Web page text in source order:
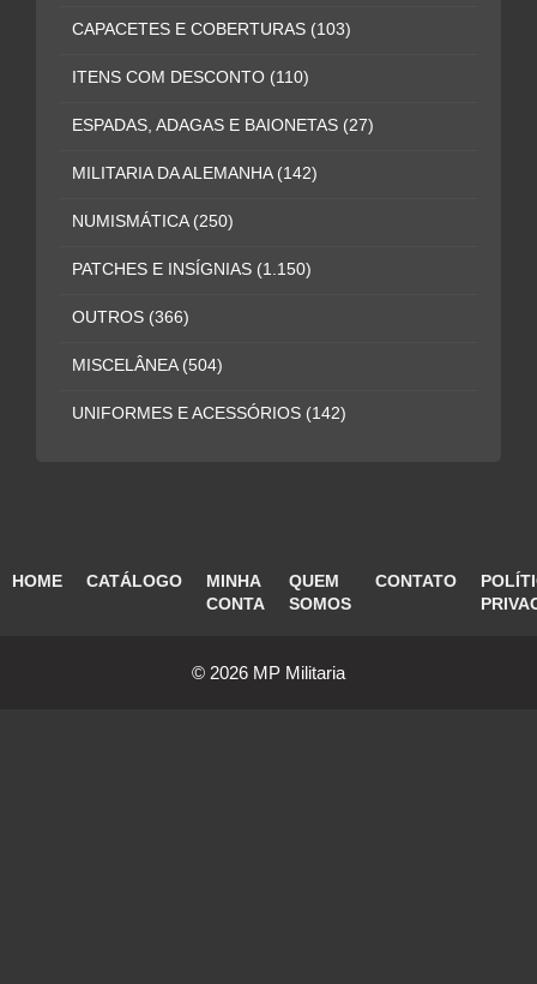
CAPACETES E COBERTURAS (103)
ITENS COM DESCONTO (110)
ESPADAS, ADAGAS E BAIONETAS (27)
MILITARIA DA ALEMANHA (142)
NUMISMÁTICA (250)
PATCHES E INSÍGNIAS (1.150)
OUTROS (366)
MISCELÂNEA (504)
UNIFORMES E ACESSÓRIOS (142)
HOME CATÁLOGO
MINHA
CONTA
QUEM
SOMOS
CONTATO
© 2026 MP Militaria